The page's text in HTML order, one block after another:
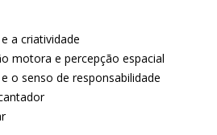
a criatividade
motora e percepção espacial
o senso de responsabilidade